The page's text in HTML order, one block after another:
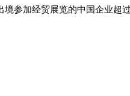
参加经贸展览的中国企业超